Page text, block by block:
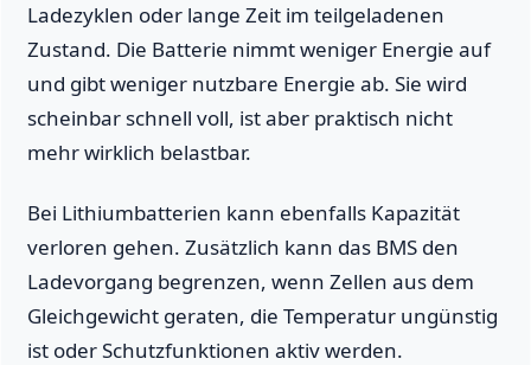
Ladezyklen oder lange Zeit im teilgeladenen
Zustand. Die Batterie nimmt weniger Energie auf
und gibt weniger nutzbare Energie ab. Sie wird
scheinbar schnell voll, ist aber praktisch nicht
mehr wirklich belastbar.
Bei Lithiumbatterien kann ebenfalls Kapazität
verloren gehen. Zusätzlich kann das BMS den
Ladevorgang begrenzen, wenn Zellen aus dem
Gleichgewicht geraten, die Temperatur ungünstig
ist oder Schutzfunktionen aktiv werden.